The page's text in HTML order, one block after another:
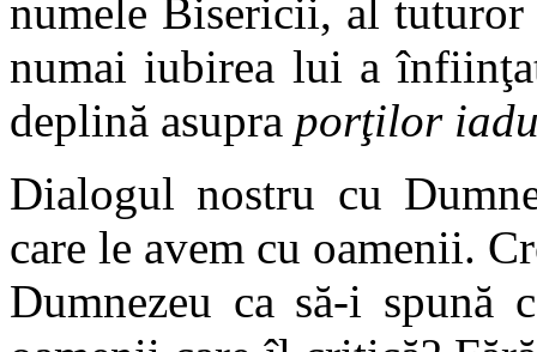
numele Bisericii, al tuturor
numai iubirea lui a
deplină asupra porţilor
Dialogul nostru cu
care le avem cu oamenii.
Dumnezeu ca să-i spună